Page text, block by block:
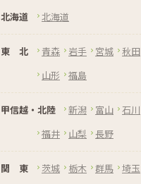
北海道 北海道
東 北 青森 岩手 宮城
秋田
山形
福島
甲信越・北陸 新潟 富山
石川
福井
山梨 長野
関 東 茨城 栃木 群馬
埼玉